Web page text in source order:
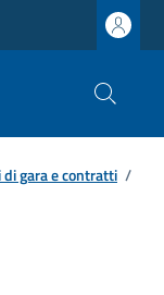
di gara e contratti /